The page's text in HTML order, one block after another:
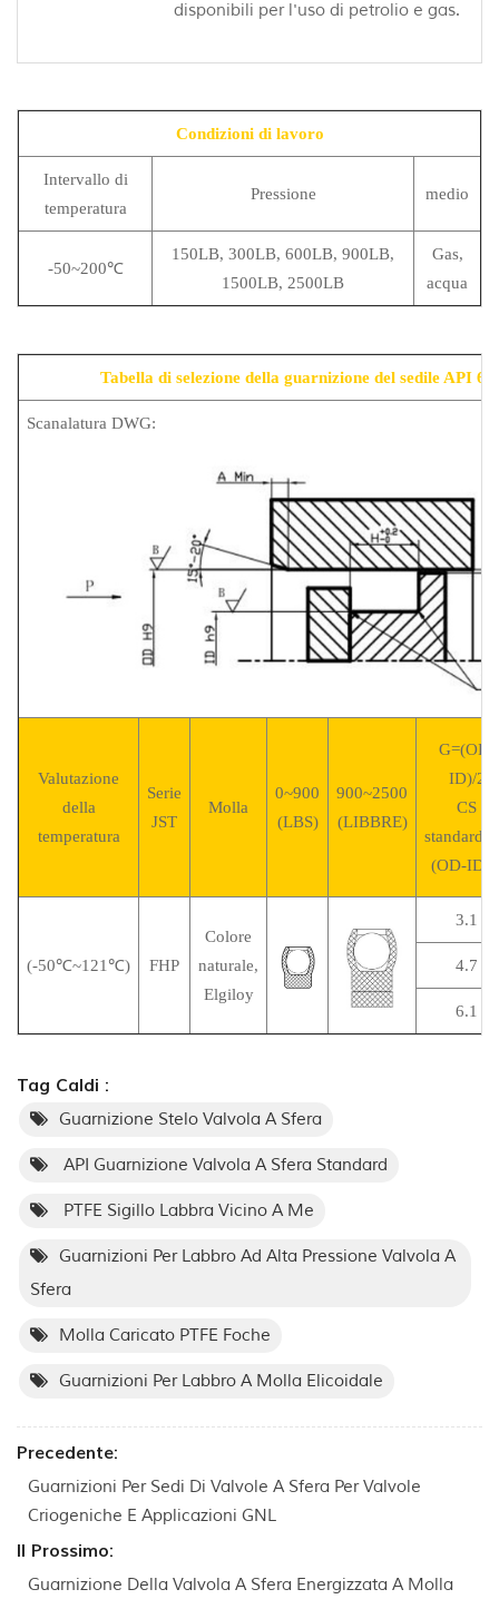
disponibili per l'uso di petrolio e gas.
Condizioni di lavoro
Intervallo di
temperatura
Pressione medio
-50~200℃
150LB, 300LB, 600LB, 900LB,
1500LB, 2500LB
Gas,
acqua
Tabella di selezione della guarnizione del sedile API 6D
Scanalatura DWG:
Valutazione
della
temperatura
Serie
JST
Molla
0~900
(LBS)
900~2500
(LIBBRE)
G=(OD-
ID)/2
CS
(OD-ID)/
(-50℃~121℃) FHP
Colore
naturale,
Elgiloy
3.1
4.7
6.1
Tag Caldi :
Guarnizione Stelo Valvola A Sfera
API Guarnizione Valvola A Sfera Standard
PTFE Sigillo Labbra Vicino A Me
Guarnizioni Per Labbro Ad Alta Pressione Valvola A
Sfera
Molla Caricato PTFE Foche
Guarnizioni Per Labbro A Molla Elicoidale
Precedente:
Guarnizioni Per Sedi Di Valvole A Sfera Per Valvole
Criogeniche E Applicazioni GNL
Il Prossimo:
Guarnizione Della Valvola A Sfera Energizzata A Molla